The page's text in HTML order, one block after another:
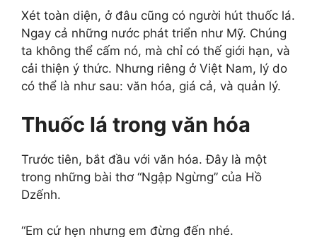
Xét toàn diện, ở đâu cũng có người hút thuốc lá.
Ngay cả những nước phát triển như Mỹ. Chúng
ta không thể cấm nó, mà chỉ có thế giới hạn, và
cải thiện ý thức. Nhưng riêng ở Việt Nam, lý do
có thể là như sau: văn hóa, giá cả, và quản lý.
Thuốc lá trong văn hóa
Trước tiên, bắt đầu với văn hóa. Đây là một
trong những bài thơ “Ngập Ngừng” của Hồ
Dzếnh.
“Em cứ hẹn nhưng em đừng đến nhé.